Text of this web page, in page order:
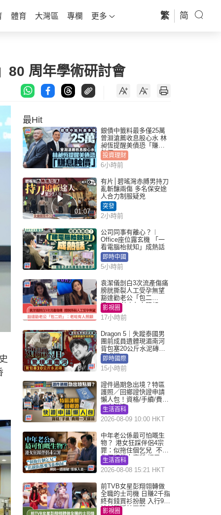
體育 大灣區 專欄 更多 繁 简
80 周年學術研討會
最Hit
銀債中籤料最多僅25萬
曾淵滄薦收息股心水 林
昶恆提醒美債恐「賺息
蝕價」
投資理財
6小時前
01:07
有片│碧瑤灣赤膊男持刀
亂斬釀兩傷 多名保安途
人合力制服疑兇
突發
2小時前
公司同事有離心？︱
Office座位露玄機 「一
看電腦枱就知」成熱話
即時中國
5小時前
袁潔儀剖白3次流產傷痛
膀胱撕裂人工受孕無望
豁達勸老公「包二
奶」：老咗有人照顧
影視圈
17小時前
Dragon 5｜失蹤泰國男
團前成員遺體現湄南河
背包塞20公斤水泥磚死
因成謎
即時國際
15小時前
證件過期急出境？特區
護照／回鄉證快證申請
懶人包！資格/手續/費用
一文睇清
生活百科
2026-08-09 10:00 HKT
中年老公係最可怕嘅生
物？ 港女狂踩伴侶4宗
罪：似拖住個乞兒 不解
為何經常去廁所 網民一
語道破
生活百科
2026-08-08 15:21 HKT
前TVB女星彭翔翎轉做
全職的士司機 日賺2千指
終有錢買衫扮靚 入行9年
被封翻版林夏薇
影視圈